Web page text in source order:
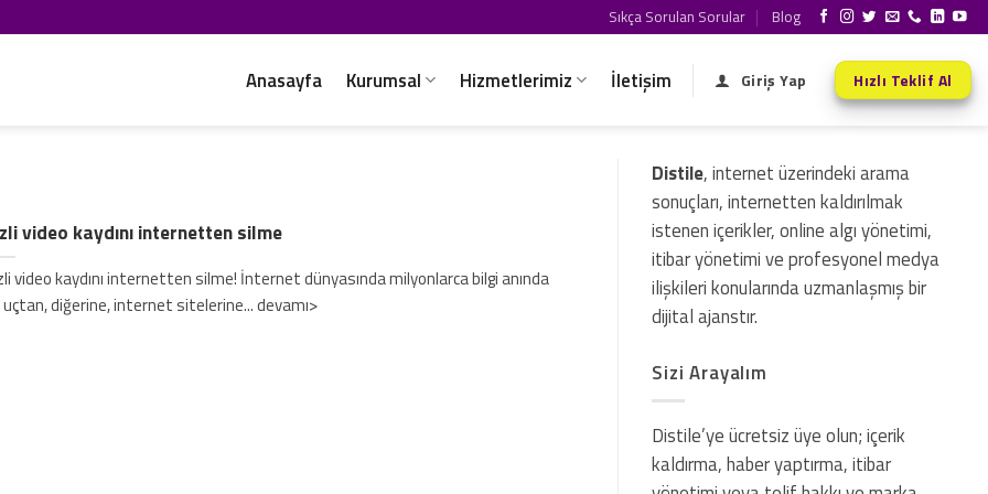
Sıkça Sorulan Sorular Blog
Anasayfa Kurumsal Hizmetlerimiz İletişim Giriş Yap Hızlı Teklif Al
video kaydını internetten silme
video kaydını internetten silme! İnternet dünyasında milyonlarca bilgi anında
diğerine, internet sitelerine... devamı>
Distile, internet üzerindeki arama
sonuçları, internetten kaldırılmak
istenen içerikler, online algı yönetimi,
itibar yönetimi ve profesyonel medya
ilişkileri konularında uzmanlaşmış bir
dijital ajanstır.
Sizi Arayalım
Distile’ye ücretsiz üye olun; içerik
kaldırma, haber yaptırma, itibar